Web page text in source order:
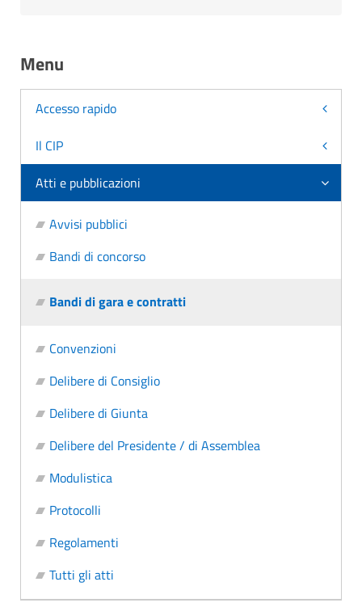
Menu
Accesso rapido
Il CIP
Atti e pubblicazioni
Avvisi pubblici
Bandi di concorso
Bandi di gara e contratti
Convenzioni
Delibere di Consiglio
Delibere di Giunta
Delibere del Presidente / di Assemblea
Modulistica
Protocolli
Regolamenti
Tutti gli atti